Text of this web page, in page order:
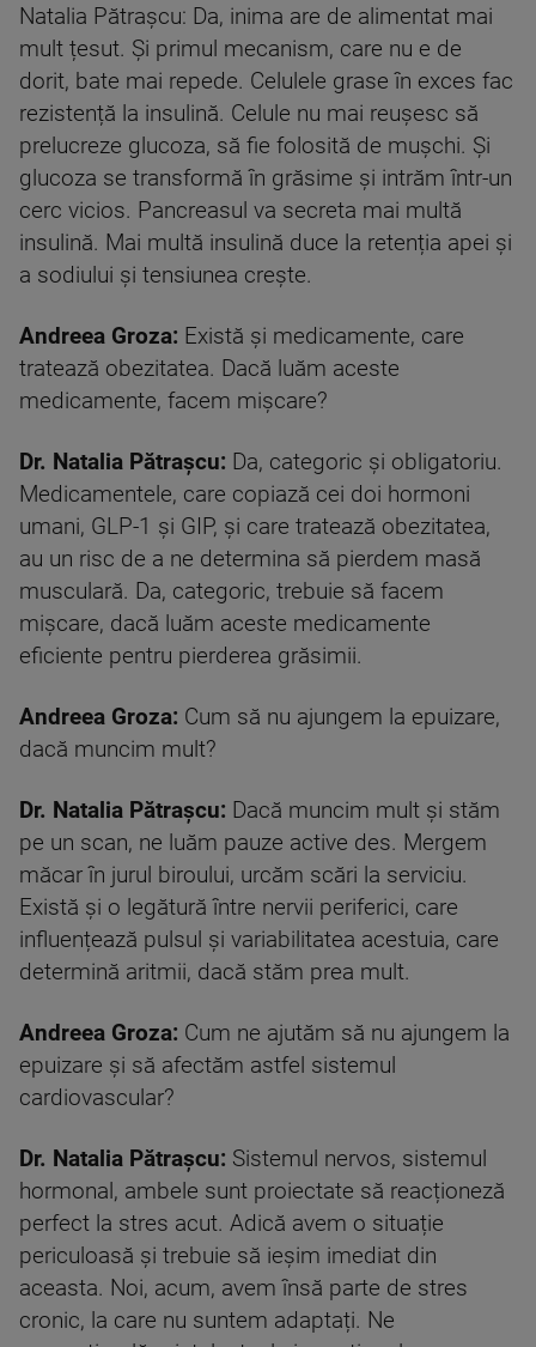
Natalia Pătrașcu: Da, inima are de alimentat mai
mult țesut. Și primul mecanism, care nu e de
dorit, bate mai repede. Celulele grase în exces fac
rezistență la insulină. Celule nu mai reușesc să
prelucreze glucoza, să fie folosită de mușchi. Și
glucoza se transformă în grăsime și intrăm într-un
cerc vicios. Pancreasul va secreta mai multă
insulină. Mai multă insulină duce la retenția apei și
a sodiului și tensiunea crește.
Andreea Groza: Există și medicamente, care
tratează obezitatea. Dacă luăm aceste
medicamente, facem mișcare?
Dr. Natalia Pătrașcu: Da, categoric și obligatoriu.
Medicamentele, care copiază cei doi hormoni
umani, GLP-1 și GIP, și care tratează obezitatea,
au un risc de a ne determina să pierdem masă
musculară. Da, categoric, trebuie să facem
mișcare, dacă luăm aceste medicamente
eficiente pentru pierderea grăsimii.
Andreea Groza: Cum să nu ajungem la epuizare,
dacă muncim mult?
Dr. Natalia Pătrașcu: Dacă muncim mult și stăm
pe un scan, ne luăm pauze active des. Mergem
măcar în jurul biroului, urcăm scări la serviciu.
Există și o legătură între nervii periferici, care
influențează pulsul și variabilitatea acestuia, care
determină aritmii, dacă stăm prea mult.
Andreea Groza: Cum ne ajutăm să nu ajungem la
epuizare și să afectăm astfel sistemul
cardiovascular?
Dr. Natalia Pătrașcu: Sistemul nervos, sistemul
hormonal, ambele sunt proiectate să reacționeză
perfect la stres acut. Adică avem o situație
periculoasă și trebuie să ieșim imediat din
aceasta. Noi, acum, avem însă parte de stres
cronic, la care nu suntem adaptați. Ne